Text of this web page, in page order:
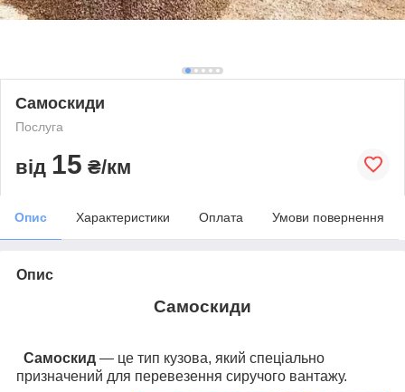
Самоскиди
Послуга
від 15 ₴/км
Опис Характеристики Оплата Умови повернення
Опис
Самоскиди
Самоскид — це тип кузова, який спеціально
призначений для перевезення сиручого вантажу.